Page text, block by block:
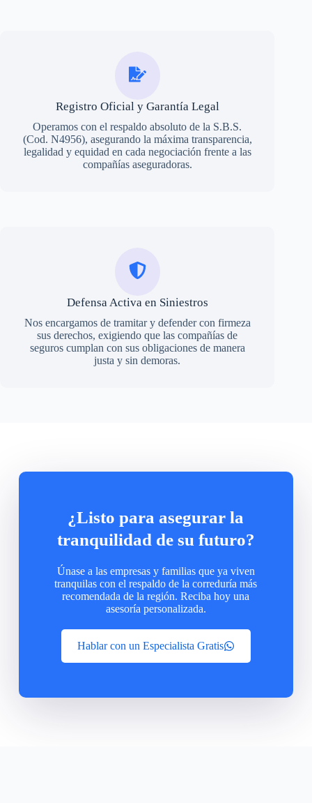
Registro Oficial y Garantía Legal
Operamos con el respaldo absoluto de la S.B.S.
(Cod. N4956), asegurando la máxima transparencia,
legalidad y equidad en cada negociación frente a las
compañías aseguradoras.
Defensa Activa en Siniestros
Nos encargamos de tramitar y defender con firmeza
sus derechos, exigiendo que las compañías de
seguros cumplan con sus obligaciones de manera
justa y sin demoras.
¿Listo para asegurar la
tranquilidad de su futuro?
Únase a las empresas y familias que ya viven
tranquilas con el respaldo de la correduría más
recomendada de la región. Reciba hoy una
asesoría personalizada.
Hablar con un Especialista Gratis